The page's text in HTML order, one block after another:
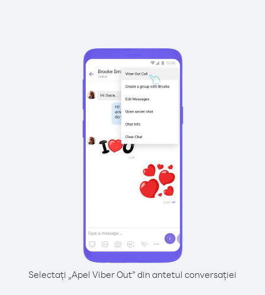
Selectați „Apel Viber Out” din antetul conversației